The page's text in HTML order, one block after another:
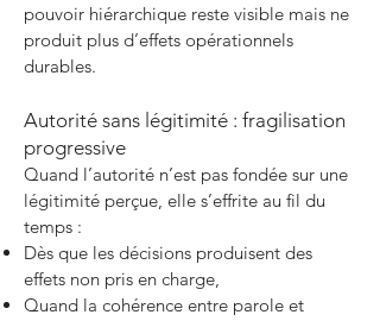
pouvoir hiérarchique reste visible mais ne
produit plus d’effets opérationnels
durables.
Autorité sans légitimité : fragilisation
progressive
Quand l’autorité n’est pas fondée sur une
légitimité perçue, elle s’effrite au fil du
temps :
Dès que les décisions produisent des
effets non pris en charge,
Quand la cohérence entre parole et